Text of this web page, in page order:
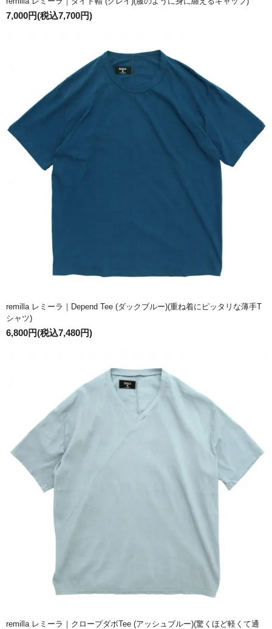
7,000円(税込7,700円)
remilla レミーラ｜Depend Tee (ダックブルー)(重ね着にピッタリな薄手T
シャツ)
6,800円(税込7,480円)
remilla レミーラ｜クロープダボTee (アッシュブルー)(驚くほど軽くて通